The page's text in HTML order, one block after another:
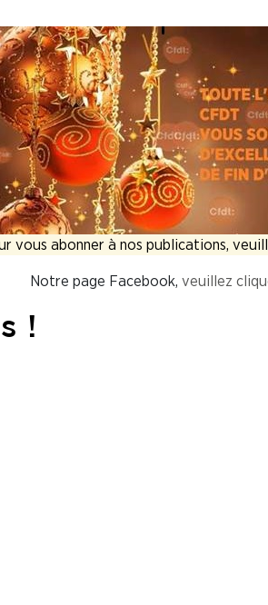
vous abonner à nos publications,
Notre page Facebook, veuillez
!